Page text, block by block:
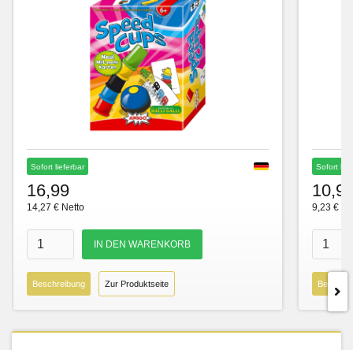
Sofort lieferbar
16,99
14,27 € Netto
Beschreibung Zur Produktseite
Sofort
9,23 €